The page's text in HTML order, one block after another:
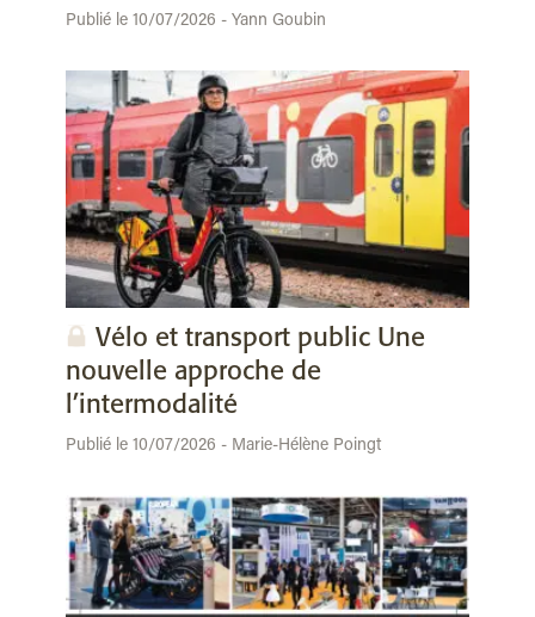
Publié le 10/07/2026 - Yann Goubin
Vélo et transport public Une
nouvelle approche de
l’intermodalité
Publié le 10/07/2026 - Marie-Hélène Poingt